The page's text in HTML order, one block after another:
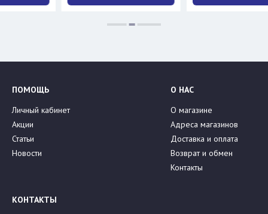
ПОМОЩЬ
Личный кабинет
Акции
Статьи
Новости
О НАС
О магазине
Адреса магазинов
Доставка и оплата
Возврат и обмен
Контакты
КОНТАКТЫ